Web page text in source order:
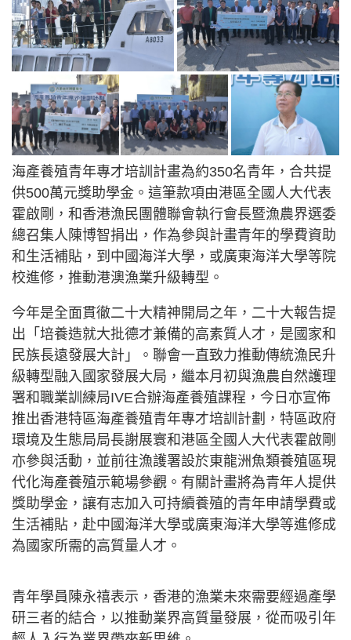
海產養殖青年專才培訓計畫為約350名青年，合共提
供500萬元獎助學金。這筆款項由港區全國人大代表
霍啟剛，和香港漁民團體聯會執行會長暨漁農界選委
總召集人陳博智捐出，作為參與計畫青年的學費資助
和生活補貼，到中國海洋大學，或廣東海洋大學等院
校進修，推動港澳漁業升級轉型。
今年是全面貫徹二十大精神開局之年，二十大報告提
出「培養造就大批德才兼備的高素質人才，是國家和
民族長遠發展大計」。聯會一直致力推動傳統漁民升
級轉型融入國家發展大局，繼本月初與漁農自然護理
署和職業訓練局IVE合辦海產養殖課程，今日亦宣佈
推出香港特區海產養殖青年專才培訓計劃，特區政府
環境及生態局局長謝展寰和港區全國人大代表霍啟剛
亦參與活動，並前往漁護署設於東龍洲魚類養殖區現
代化海產養殖示範場參觀。有關計畫將為青年人提供
獎助學金，讓有志加入可持續養殖的青年申請學費或
生活補貼，赴中國海洋大學或廣東海洋大學等進修成
為國家所需的高質量人才。
青年學員陳永禧表示，香港的漁業未來需要經過產學
研三者的結合，以推動業界高質量發展，從而吸引年